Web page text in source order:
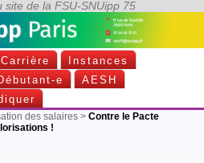
Carrière
Instances
e
AESH
des salaires >Contre le Pacte
!